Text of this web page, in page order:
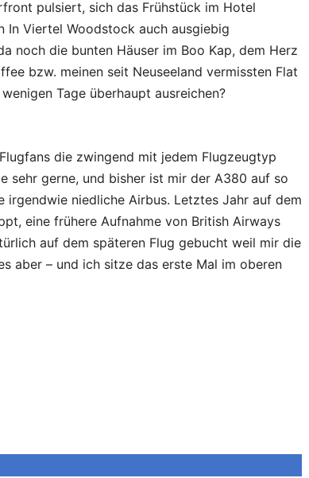
pulsiert, sich das Frühstück im Hotel
In Viertel Woodstock auch ausgiebig
noch die bunten Häuser im Boo Kap, dem Herz
bzw. meinen seit Neuseeland vermissten Flat
Tage überhaupt ausreichen?
die zwingend mit jedem Flugzeugtyp
sehr gerne, und bisher ist mir der A380 auf so
irgendwie niedliche Airbus. Letztes Jahr auf dem
eine frühere Aufnahme von British Airways
auf dem späteren Flug gebucht weil mir die
aber – und ich sitze das erste Mal im oberen